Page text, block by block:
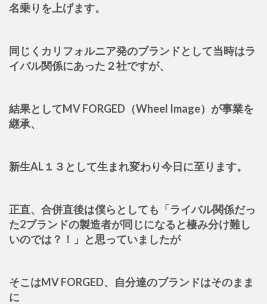
名乗りを上げます。
同じくカリフォルニア発のブランドとして当時はラ
イバル関係にあった２社ですが、
結果としてMV FORGED（Wheel Image）が事業を
継承、
新生AL１３として生まれ変わり今日に至ります。
正直、合併直後は僕らとしても「ライバル関係だっ
た2ブランドの製造者が同じになると棲み分け難し
いのでは？！」と思っていましたが
そこはMV FORGED、自分達のブランドはそのまま
に